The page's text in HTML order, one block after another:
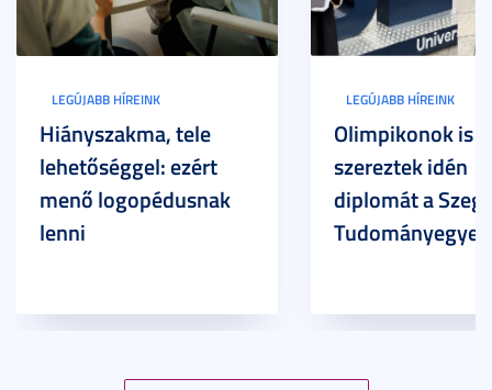
LEGÚJABB HÍREINK
Hiányszakma, tele
lehetőséggel: ezért
menő logopédusnak
lenni
LEGÚJABB HÍREINK
Olimpikonok is
szereztek idén
diplomát a